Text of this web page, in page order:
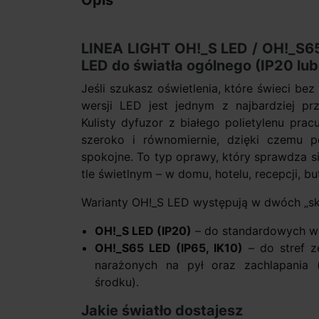
LINEA LIGHT OH!_S LED /
LED do światła ogólnego (IP20
Jeśli szukasz oświetlenia, które świeci
wersji LED jest jednym z najbardziej
Kulisty dyfuzor z białego polietylenu
szeroko i równomiernie, dzięki czemu
spokojne. To typ oprawy, który sprawdza
tle świetlnym – w domu, hotelu, recepcji,
Warianty OH!_S LED występują w dwóch
OH!_S LED (IP20) – do standardowych
OH!_S65 LED (IP65, IK10) – do stref
narażonych na pył oraz
środku).
Jakie światło dostajesz